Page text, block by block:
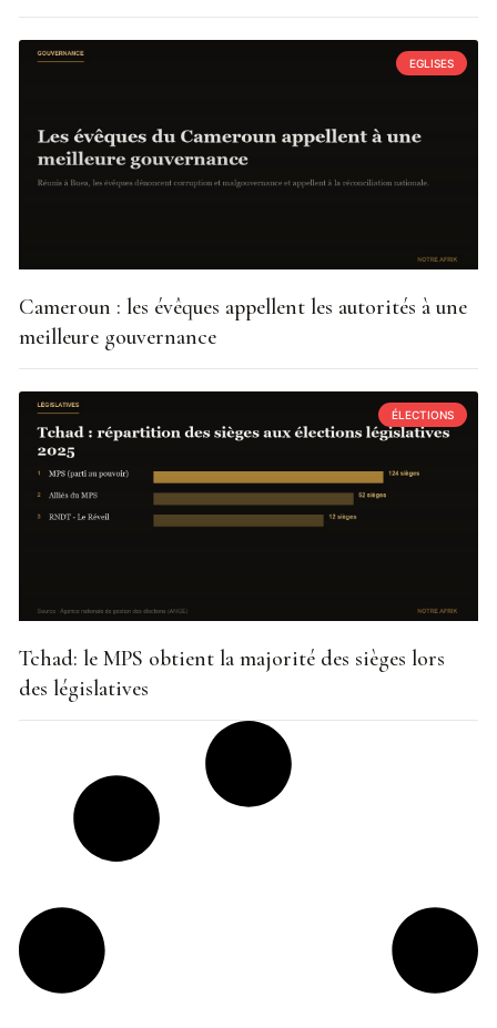
EGLISES
Cameroun : les évêques appellent les autorités à une
meilleure gouvernance
ÉLECTIONS
Tchad: le MPS obtient la majorité des sièges lors
des législatives